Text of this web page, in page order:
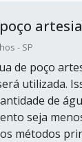
- SP
de poço
utilizada.
de
seja
métodos